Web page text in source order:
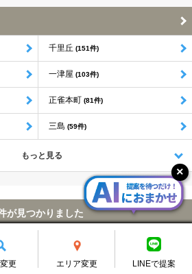
更 エリア変更 LINEで提案
千里丘 (151件)
一津屋 (103件)
正雀本町 (81件)
三島 (59件)
もっと見る
が見つかりました
田市(9090件)
大阪市北区(6868件)
豊中市(3949件)
枚方市(3665件)
市西淀川区(2588件)